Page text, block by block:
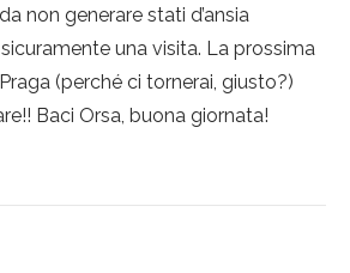
non generare stati d’ansia
una visita. La prossima
(perché ci tornerai, giusto?)
Baci Orsa, buona giornata!